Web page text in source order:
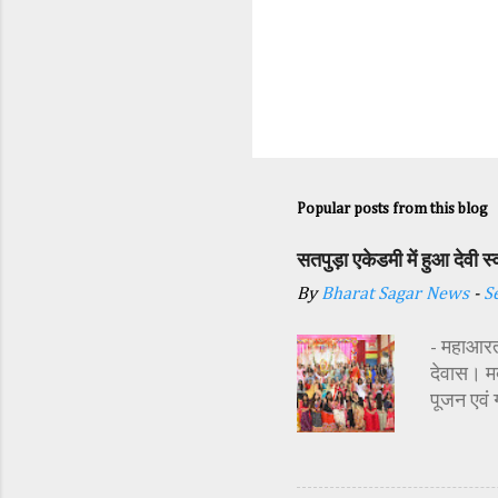
Popular posts from this blog
सतपुड़ा एकेडमी में हुआ देवी
ByBharat Sagar News -
-
देवास।
पूजन एवं
अतिथि